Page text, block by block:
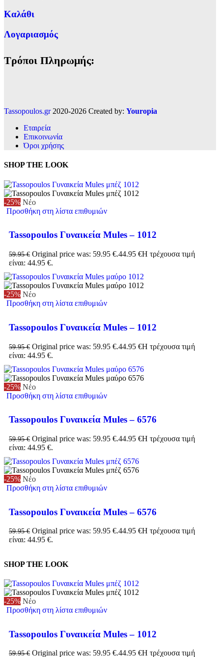
Καλάθι
Λογαριασμός
Τρόποι Πληρωμής:
Tassopoulos.gr2020-2026 Created by: Youropia
Εταιρεία
Επικοινωνία
Όροι χρήσης
SHOP THE LOOK
-25% Νέο
Προσθήκη στη λίστα επιθυμιών
Tassopoulos Γυναικεία Mules – 1012
59.95€ Original price was: 59.95 €.44.95 €Η τρέχουσα τιμή
είναι: 44.95 €.
-25% Νέο
Προσθήκη στη λίστα επιθυμιών
Tassopoulos Γυναικεία Mules – 1012
59.95€ Original price was: 59.95 €.44.95 €Η τρέχουσα τιμή
είναι: 44.95 €.
-25% Νέο
Προσθήκη στη λίστα επιθυμιών
Tassopoulos Γυναικεία Mules – 6576
59.95€ Original price was: 59.95 €.44.95 €Η τρέχουσα τιμή
είναι: 44.95 €.
-25% Νέο
Προσθήκη στη λίστα επιθυμιών
Tassopoulos Γυναικεία Mules – 6576
59.95€ Original price was: 59.95 €.44.95 €Η τρέχουσα τιμή
είναι: 44.95 €.
SHOP THE LOOK
-25% Νέο
Προσθήκη στη λίστα επιθυμιών
Tassopoulos Γυναικεία Mules – 1012
59.95€ Original price was: 59.95 €.44.95 €Η τρέχουσα τιμή